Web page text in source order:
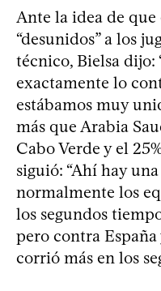
Ante la idea de
“desunidos” a los
técnico, Bielsa dijo:
exactamente lo
estábamos muy
más que Arabia
Cabo Verde y el
siguió: “Ahí hay
normalmente los
los segundos
pero contra
corrió más en los